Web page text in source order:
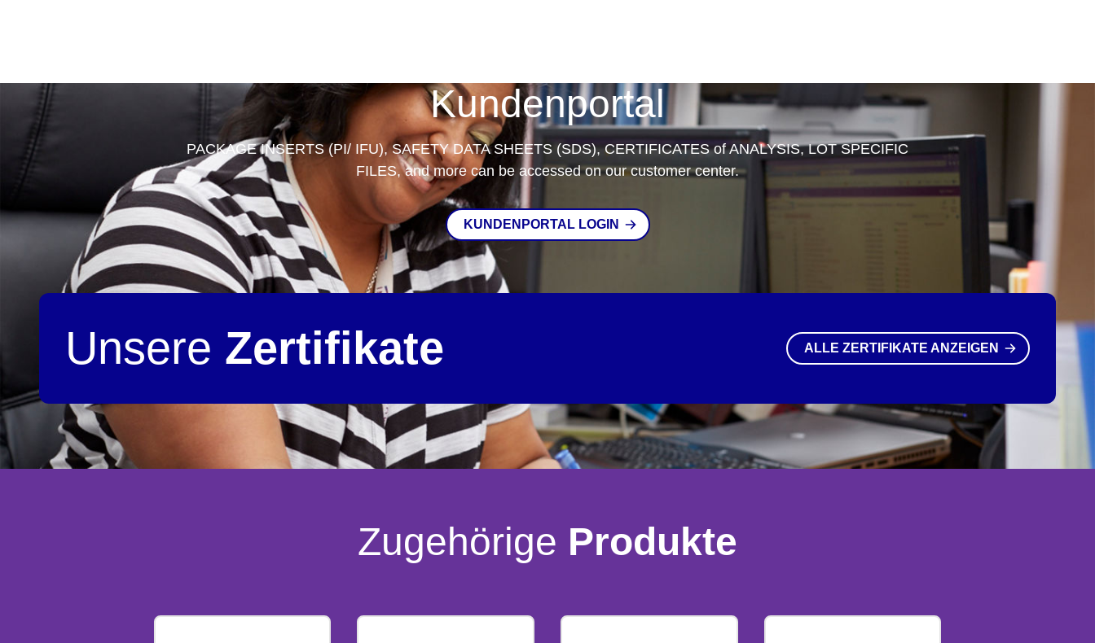
Kundenportal
PACKAGE INSERTS (PI/ IFU), SAFETY DATA SHEETS (SDS), CERTIFICATES of ANALYSIS, LOT SPECIFIC
FILES, and more can be accessed on our customer center.
KUNDENPORTAL LOGIN
Unsere Zertifikate ALLE ZERTIFIKATE ANZEIGEN
Zugehörige Produkte